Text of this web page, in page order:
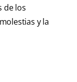
de los
y la